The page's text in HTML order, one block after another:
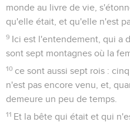
monde au livre de vie,
qu'elle était, et qu'elle n'est
9 Ici est l'entendement, qui a
sont sept montagnes où la
10 ce sont aussi sept rois :
n'est pas encore venu, et,
demeure un peu de temps.
11 Et la bête qui était et qui